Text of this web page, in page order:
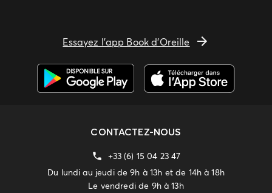
Essayez l'app Book d'Oreille
CONTACTEZ-NOUS
+33 (6) 15 04 23 47
Du lundi au jeudi de 9h à 13h et de 14h à 18h
Le vendredi de 9h à 13h